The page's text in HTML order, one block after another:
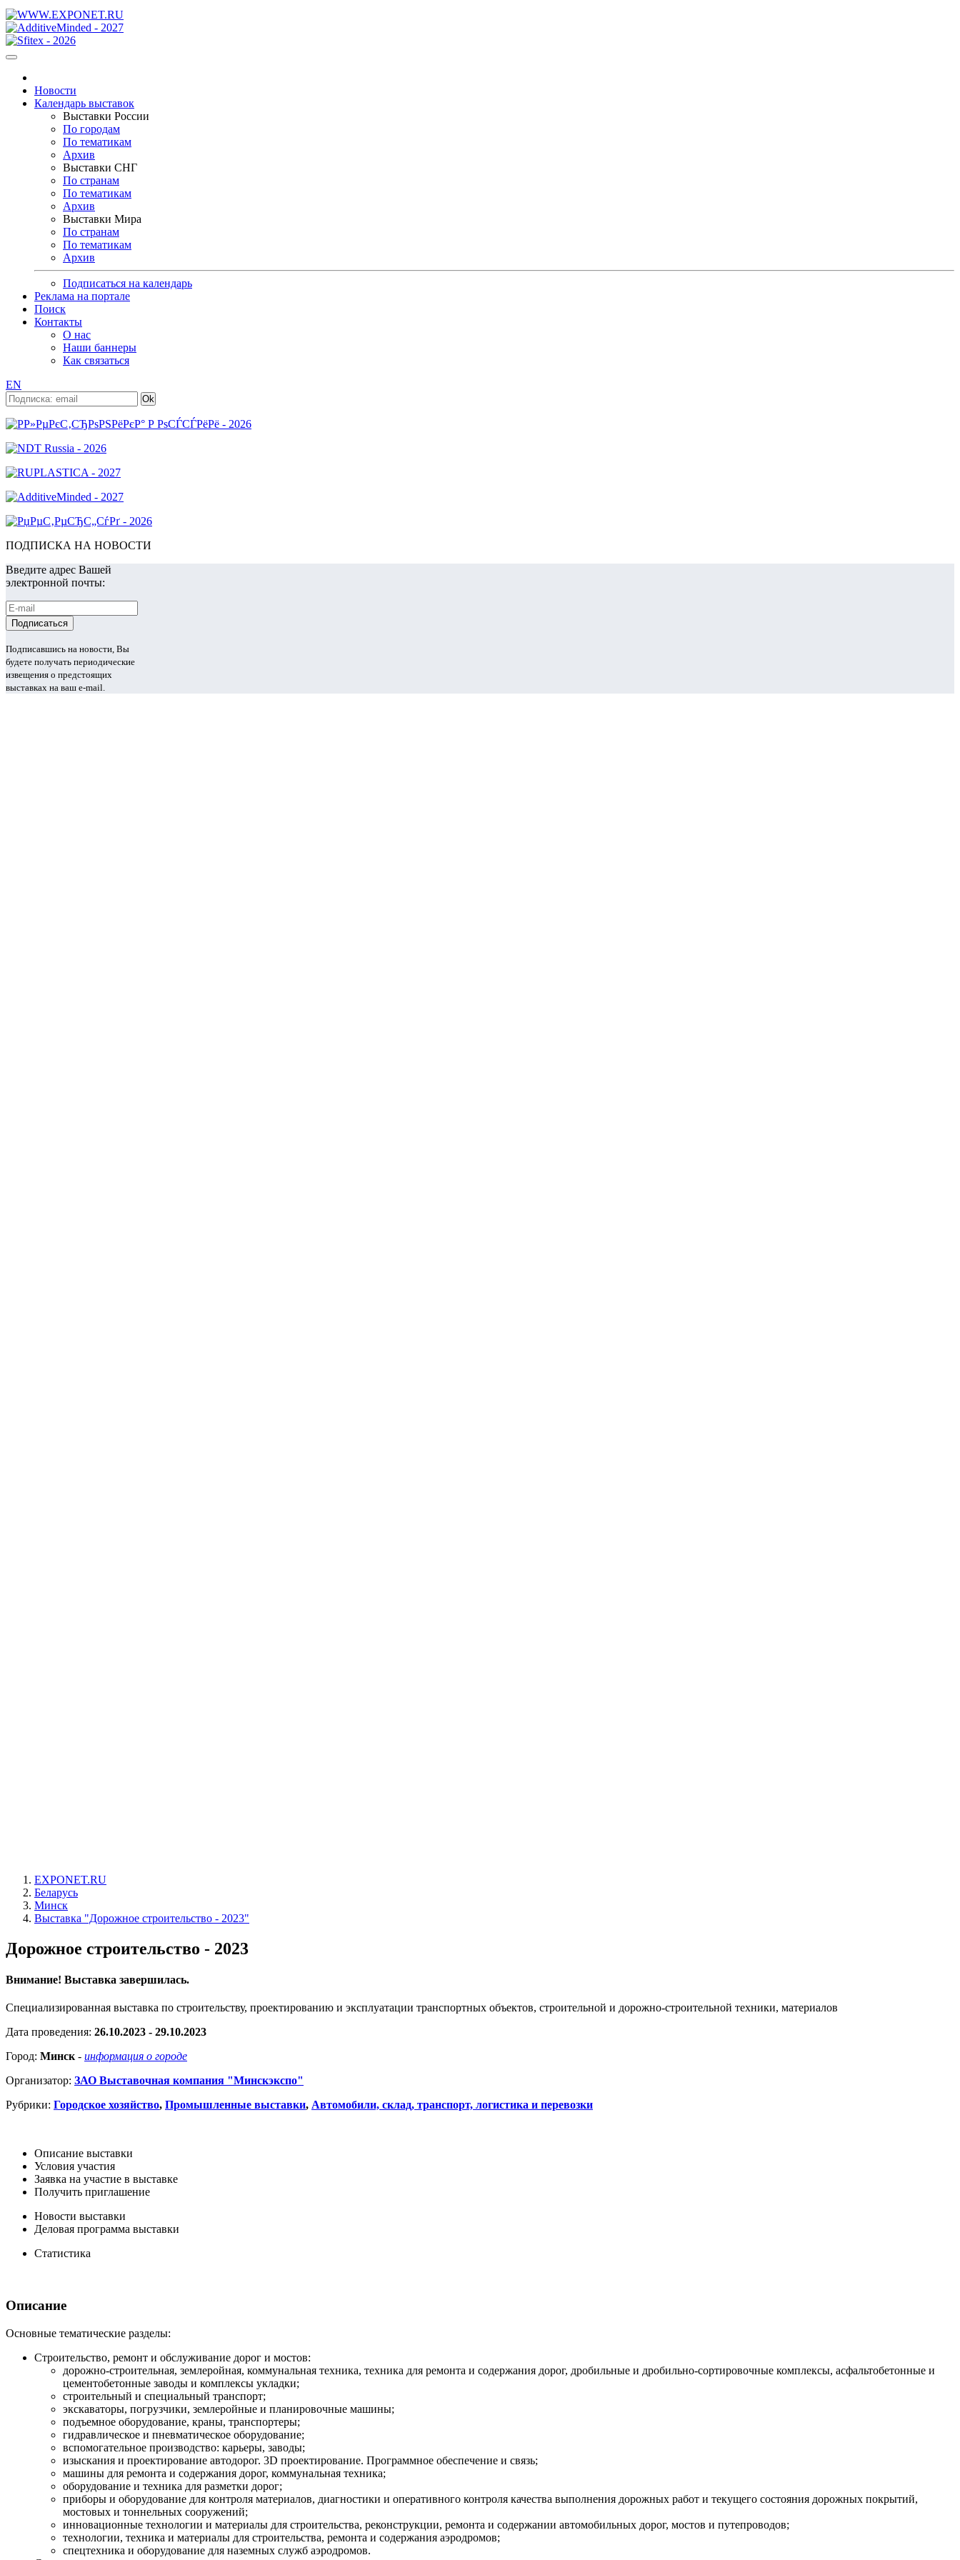
Новости
Календарь выставок
Выставки России
По городам
По тематикам
Архив
Выставки СНГ
По странам
По тематикам
Архив
Выставки Мира
По странам
По тематикам
Архив
Подписаться на календарь
Реклама на портале
Поиск
Контакты
О нас
Наши баннеры
Как связаться
EN
ПОДПИСКА НА НОВОСТИ
Введите адрес Вашей
электронной почты:
Подписавшись на новости, Вы
будете получать периодические
извещения о предстоящих
выставках на ваш e-mail.
EXPONET.RU
Беларусь
Минск
Выставка "Дорожное строительство - 2023"
Дорожное строительство - 2023
Внимание! Выставка завершилась.
Специализированная выставка по строительству, проектированию и эксплуатации транспортных объектов, строительной и дорожно-строительной техники, материалов
Дата проведения: 26.10.2023 - 29.10.2023
Город: Минск - информация о городе
Организатор: ЗАО Выставочная компания "Минскэкспо"
Рубрики: Городское хозяйство, Промышленные выставки, Автомобили, склад, транспорт, логистика и перевозки
Описание выставки
Условия участия
Заявка на участие в выставке
Получить приглашение
Новости выставки
Деловая программа выставки
Статистика
Описание
Основные тематические разделы:
Строительство, ремонт и обслуживание дорог и мостов:
дорожно-строительная, землеройная, коммунальная техника, техника для ремонта и содержания дорог, дробильные и дробильно-сортировочные комплексы, асфальтобетонные и
цементобетонные заводы и комплексы укладки;
строительный и специальный транспорт;
экскаваторы, погрузчики, землеройные и планировочные машины;
подъемное оборудование, краны, транспортеры;
гидравлическое и пневматическое оборудование;
вспомогательное производство: карьеры, заводы;
изыскания и проектирование автодорог. 3D проектирование. Программное обеспечение и связь;
машины для ремонта и содержания дорог, коммунальная техника;
оборудование и техника для разметки дорог;
приборы и оборудование для контроля материалов, диагностики и оперативного контроля качества выполнения дорожных работ и текущего состояния дорожных покрытий,
мостовых и тоннельных сооружений;
инновационные технологии и материалы для строительства, реконструкции, ремонта и содержании автомобильных дорог, мостов и путепроводов;
технологии, техника и материалы для строительства, ремонта и содержания аэродромов;
спецтехника и оборудование для наземных служб аэродромов.